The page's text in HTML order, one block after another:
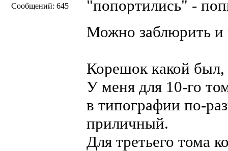
Сообщений: 645
"попортились" -
Можно заблюрить и
Корешок какой был,
У меня для 10-го
в типографии по-
приличный.
Для третьего тома